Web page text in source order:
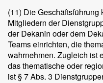
(11) Die Geschäftsführung
Mitgliedern der
der Dekanin oder dem
Teams einrichten, die
wahrnehmen. Zugleich ist
das thematische oder
ist § 7 Abs. 3